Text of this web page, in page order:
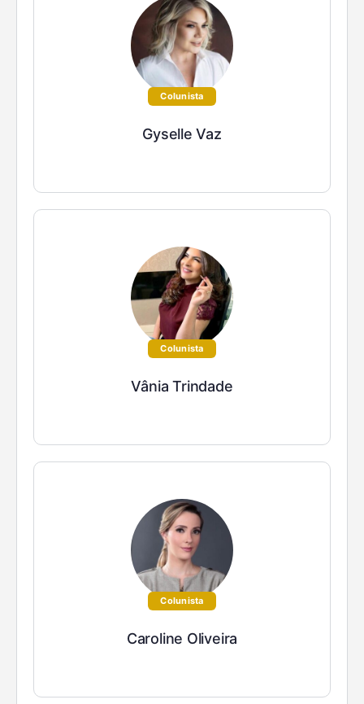
Colunista
Gyselle Vaz
Colunista
Vânia Trindade
Colunista
Caroline Oliveira